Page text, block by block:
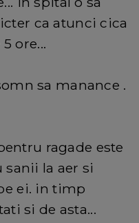
ca atunci cica
ore...
sa manance .
ragade este
sanii la aer si
ei. in timp
si de asta...